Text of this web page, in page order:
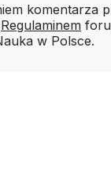
komentarza
Regulaminem
w Polsce.